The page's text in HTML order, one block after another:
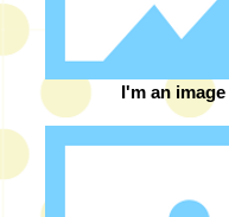
I'm an